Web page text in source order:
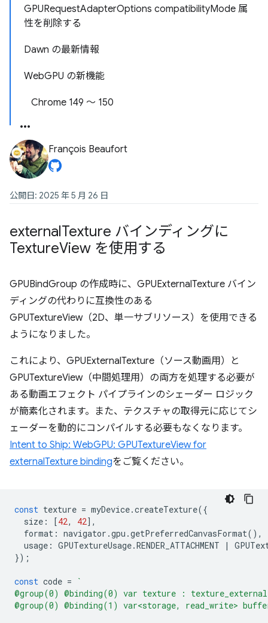
GPURequestAdapterOptions compatibilityMode 属
性を削除する
Dawn の最新情報
WebGPU の新機能
Chrome 149 ～ 150
François Beaufort
公開日: 2025 年 5 月 26 日
externalTexture バインディングに
TextureView を使用する
GPUBindGroup の作成時に、GPUExternalTexture バイン
ディングの代わりに互換性のある
GPUTextureView（2D、単一サブリソース）を使用できる
ようになりました。
これにより、GPUExternalTexture（ソース動画用）と
GPUTextureView（中間処理用）の両方を処理する必要が
ある動画エフェクト パイプラインのシェーダー ロジック
が簡素化されます。また、テクスチャの取得元に応じてシ
ェーダーを動的にコンパイルする必要もなくなります。
Intent to Ship: WebGPU: GPUTextureView for
externalTexture bindingをご覧ください。
const texture = myDevice.createTexture({
size : [42, 42],
format : navigator .gpu .getPreferredCanvasFormat(),
usage : GPUTextureUsage.RENDER_ATTACHMENT |
});
const code =
`
@group(0) @binding(0) var texture :
@group(0) @binding(1) var<storage, read_write>